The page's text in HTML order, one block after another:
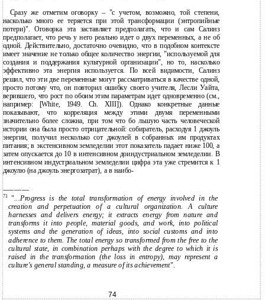
Сразу же отметим оговорку – "с учетом, возможно, той степени,
насколько много ее теряется при этой трансформации (энтропийные
потери)". Оговорка эта заставляет предполагать, что и сам Салинз
предполагает, что речь у него реально идет о двух переменных, а не об
одной. Действительно, достаточно очевидно, что в подобном контексте
имеет значение не только общее количество энергии, "используемой для
создания и поддержания культурной организации", но то, насколько
эффективно эта энергия используется. По всей видимости, Салинз
решил, что эти две переменные могут рассматриваться в качестве одной,
просто потому что, он повторил ошибку своего учителя, Лесли Уайта,
верившего, что рост по обоим этим параметрам идет одновременно (см.,
например: [White, 1949. Ch. XIII]). Однако конкретные данные
показывают, что корреляция между этими двумя переменными
значительно более сложна, при том что бо льшую часть человеческой
истории она была просто отрицательной: собиратель, расходуя 1 джоуль
энергии, получил несколько сот джоулей в собранных им продуктах
питания; в экстенсивном земледелии этот показатель падает ниже 100, а
затем опускается до 10 в интенсивном доиндустриальном земледелии. В
интенсивном индустриальном земледелии цифра эта уже стремится к 1
джоулю (на джоуль энергозатрат), а в наибо-
———————
71"...Progress is the total transformation of energy involved in the
creation and perpetuation of a cultural organization. A culture
harnesses and delivers energy; it extracts energy from nature and
transforms it into people, material goods, and work, into political
systems and the generation of ideas, into social customs and into
adherence to them. The total energy so transformed from the free to the
cultural state, in combination perhaps with the degree to which it is
raised in the transformation (the loss in entropy), may represent a
culture's general standing, a measure of its achievement".
74